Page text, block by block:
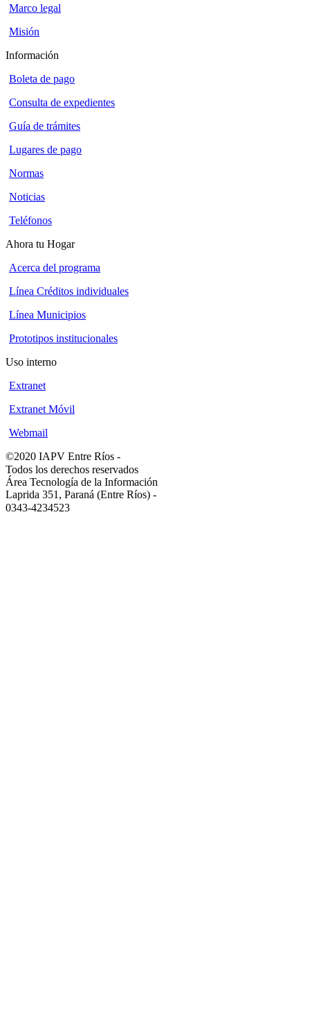
Marco legal
Misión
Información
Boleta de pago
Consulta de expedientes
Guía de trámites
Lugares de pago
Normas
Noticias
Teléfonos
Ahora tu Hogar
Acerca del programa
Línea Créditos individuales
Línea Municipios
Prototipos institucionales
Uso interno
Extranet
Extranet Móvil
Webmail
©2020 IAPV Entre Ríos -
Todos los derechos reservados
Área Tecnología de la Información
Laprida 351, Paraná (Entre Ríos) -
0343-4234523